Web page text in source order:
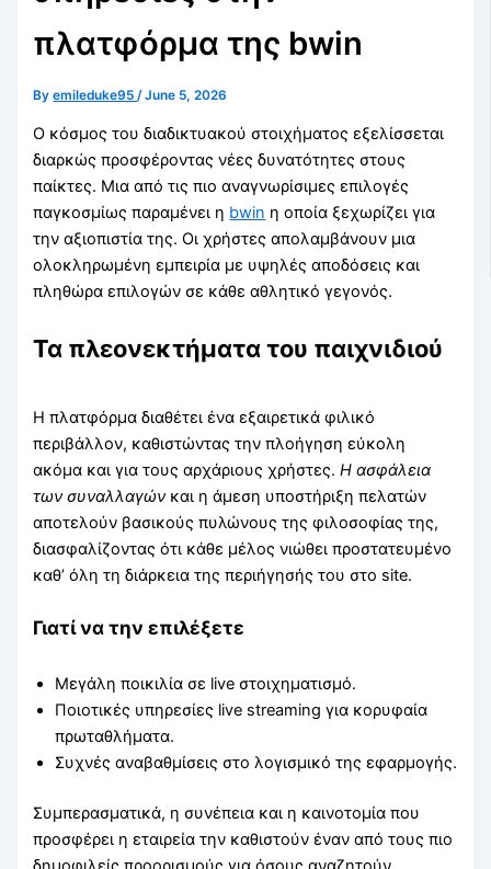
πλατφόρμα της bwin
Byemileduke95 /June 5, 2026
Ο κόσμος του διαδικτυακού στοιχήματος εξελίσσεται
διαρκώς προσφέροντας νέες δυνατότητες στους
παίκτες. Μια από τις πιο αναγνωρίσιμες επιλογές
παγκοσμίως παραμένει η bwin η οποία ξεχωρίζει για
την αξιοπιστία της. Οι χρήστες απολαμβάνουν μια
ολοκληρωμένη εμπειρία με υψηλές αποδόσεις και
πληθώρα επιλογών σε κάθε αθλητικό γεγονός.
Τα πλεονεκτήματα του παιχνιδιού
Η πλατφόρμα διαθέτει ένα εξαιρετικά φιλικό
περιβάλλον, καθιστώντας την πλοήγηση εύκολη
ακόμα και για τους αρχάριους χρήστες.Η ασφάλεια
των συναλλαγώνκαι η άμεση υποστήριξη πελατών
αποτελούν βασικούς πυλώνους της φιλοσοφίας της,
διασφαλίζοντας ότι κάθε μέλος νιώθει προστατευμένο
καθ’ όλη τη διάρκεια της περιήγησής του στο site.
Γιατί να την επιλέξετε
Μεγάλη ποικιλία σε live στοιχηματισμό.
Ποιοτικές υπηρεσίες live streaming για κορυφαία
πρωταθλήματα.
Συχνές αναβαθμίσεις στο λογισμικό της εφαρμογής.
Συμπερασματικά, η συνέπεια και η καινοτομία που
προσφέρει η εταιρεία την καθιστούν έναν από τους πιο